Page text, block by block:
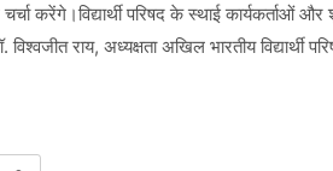
करेंगे।विद्यार्थी परिषद के स्थाई कार्यकर्ताओं
राय, अध्यक्षता अखिल भारतीय विद्यार्थी